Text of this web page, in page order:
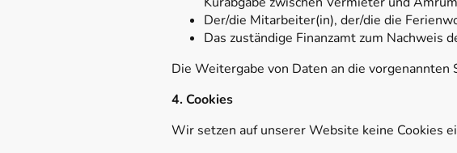
Der/die Mitarbeiter(in), der/die die
Das zuständige Finanzamt zum Nachweis
Die Weitergabe von Daten an die
4. Cookies
Wir setzen auf unserer Website keine Cookies